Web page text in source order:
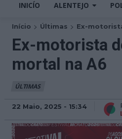
INICÍO ALENTEJO
Início Últimas Ex-
Ex-motorista
mortal na A6
ÚLTIMAS
22 Maio, 2025 - 15:34